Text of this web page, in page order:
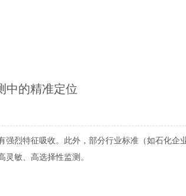
中的精准定位
烈特征吸收。此外，部分行业标准（如石化企
敏、高选择性监测。